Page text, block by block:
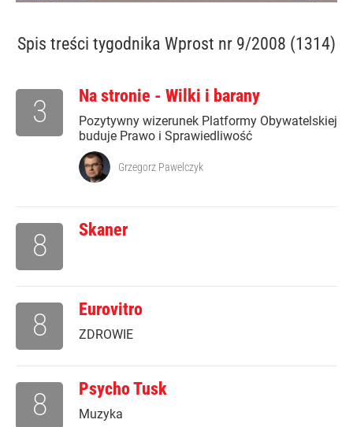
Spis treści tygodnika Wprost nr 9/2008 (1314)
Na stronie - Wilki i barany
Pozytywny wizerunek Platformy Obywatelskiej
buduje Prawo i Sprawiedliwość
3
Grzegorz Pawelczyk
Skaner
8
Eurovitro
ZDROWIE
8
Psycho Tusk
Muzyka
8